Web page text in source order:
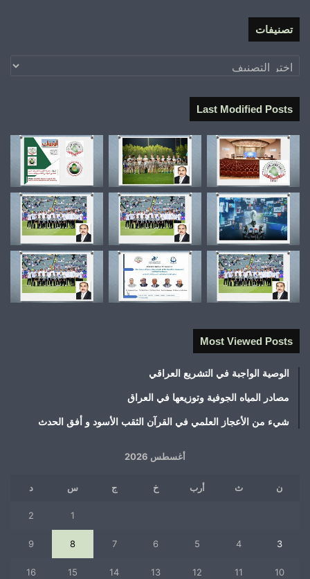
تصنيفات
تصنيفات
Last Modified Posts
Most Viewed Posts
الوصية الواجبة في التشريع العراقي
مصادر المياه الجوفية وتوزيعها في العراق
شيء من الأعجاز العلمي في القرآن الثقب الأسود و أفق الحدث
أغسطس 2026
ن ث أرب خ ج س د
1
2
3
4
5
6
7
8
9
10
11
12
13
14
15
16